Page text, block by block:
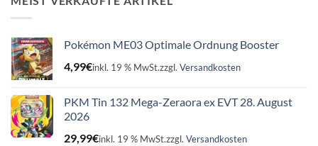
Pokémon ME03 Optimale Ordnung Booster
4,99€inkl. 19 % MwSt.zzgl. Versandkosten
PKM Tin 132 Mega-Zeraora ex EVT 28. August
2026
29,99€inkl. 19 % MwSt.zzgl. Versandkosten